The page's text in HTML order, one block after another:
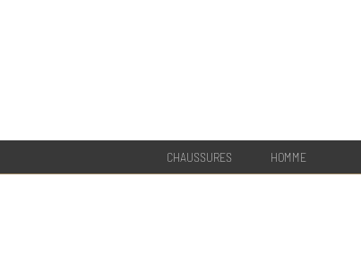
CHAUSSURES HOMME